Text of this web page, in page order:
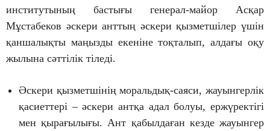
институтының бастығы генерал-майор Асқар
Мұстабеков әскери анттың әскери қызметшілер үшін
қаншалықты маңызды екеніне тоқталып, алдағы оқу
жылына сәттілік тіледі.
Әскери қызметшінің моральдық-саяси, жауынгерлік
қасиеттері – әскери антқа адал болуы, ержүректігі
мен қырағылығы. Ант қабылдаған кезде жауынгер